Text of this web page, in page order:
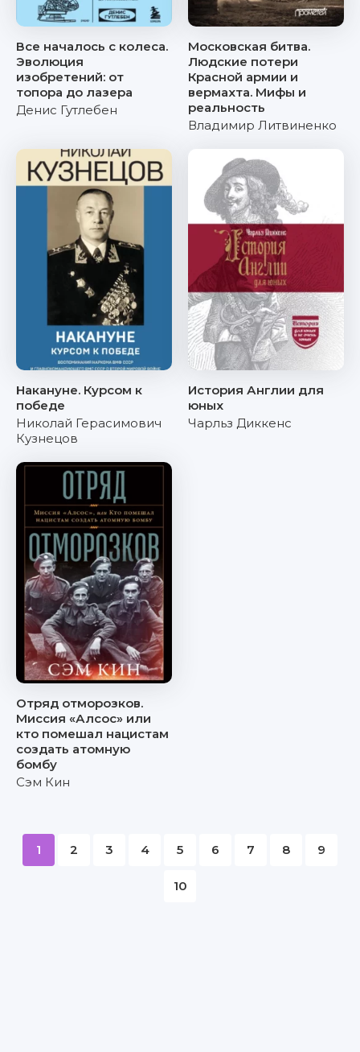
Все началось с колеса.
Эволюция
изобретений: от
топора до лазера
Денис Гутлебен
Московская битва.
Людские потери
Красной армии и
вермахта. Мифы и
реальность
Владимир Литвиненко
Накануне. Курсом к
победе
Николай Герасимович
Кузнецов
История Англии для
юных
Чарльз Диккенс
Отряд отморозков.
Миссия «Алсос» или
кто помешал нацистам
создать атомную
бомбу
Сэм Кин
1 2 3 4 5 6 7 8 9
10